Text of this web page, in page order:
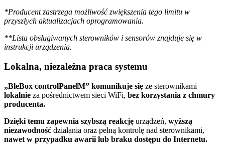
*Producent zastrzega możliwość zwiększenia tego limitu w
przyszłych aktualizacjach oprogramowania.
**Lista obsługiwanych sterowników i sensorów znajduje się w
instrukcji urządzenia.
Lokalna, niezależna praca systemu
„BleBox controlPanelM” komunikuje się ze sterownikami
lokalnie za pośrednictwem sieci WiFi, bez korzystania z chmury
producenta.
Dzięki temu zapewnia szybszą reakcję urządzeń, wyższą
niezawodność działania oraz pełną kontrolę nad sterownikami,
nawet w przypadku awarii lub braku dostępu do Internetu.